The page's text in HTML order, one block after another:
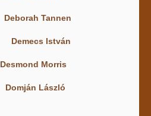
Deborah Tannen
Demecs István
Desmond Morris
Domján László